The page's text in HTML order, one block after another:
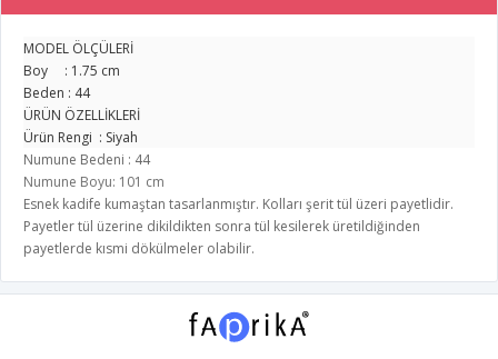
MODEL ÖLÇÜLERİ
Boy : 1.75 cm
Beden : 44
ÜRÜN ÖZELLİKLERİ
Ürün Rengi : Siyah
Numune Bedeni : 44
Numune Boyu: 101 cm
Esnek kadife kumaştan tasarlanmıştır. Kolları şerit tül üzeri payetlidir.
Payetler tül üzerine dikildikten sonra tül kesilerek üretildiğinden
payetlerde kısmi dökülmeler olabilir.